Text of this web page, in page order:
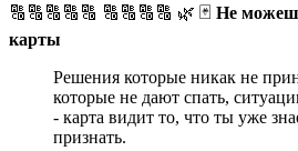
🔠🔠🔠🔠🔠 🔠🔠🔠🔠 🌿 🃏 Не
карты
Решения которые никак не
которые не дают спать,
- карта видит то, что ты уже
признать.